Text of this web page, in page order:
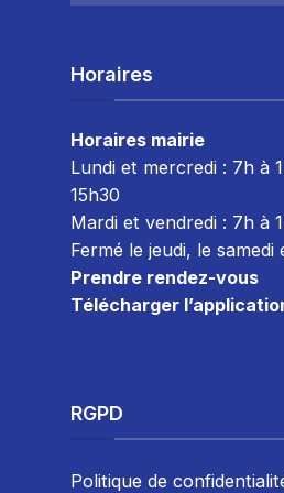
Horaires
Horaires mairie
Lundi et mercredi : 7h à
15h30
Mardi et vendredi : 7h à
Fermé le jeudi, le samedi
Prendre rendez-vous
Télécharger
RGPD
Politique de